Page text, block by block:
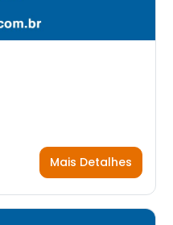
Mais Detalhes